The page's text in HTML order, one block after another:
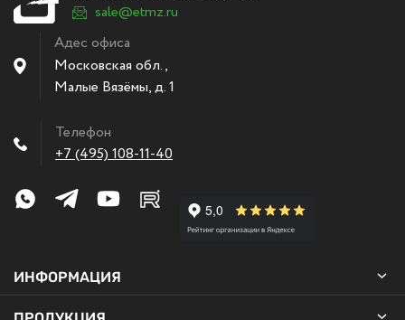
sale@etmz.ru
Адес офиса
Московская обл.,
Малые Вязёмы,д. 1
Телефон
+7 (495) 108-11-40
ИНФОРМАЦИЯ